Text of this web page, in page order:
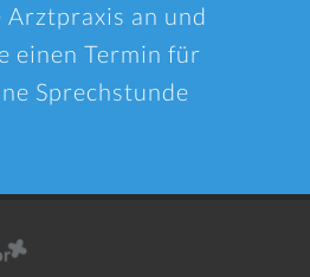
Arztpraxis an und
einen Termin für
Sprechstunde